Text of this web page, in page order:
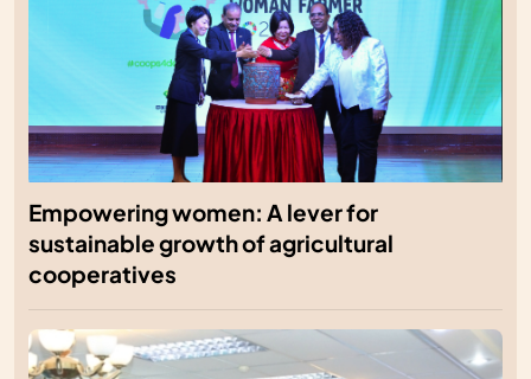
Empowering women: A lever for
sustainable growth of agricultural
cooperatives